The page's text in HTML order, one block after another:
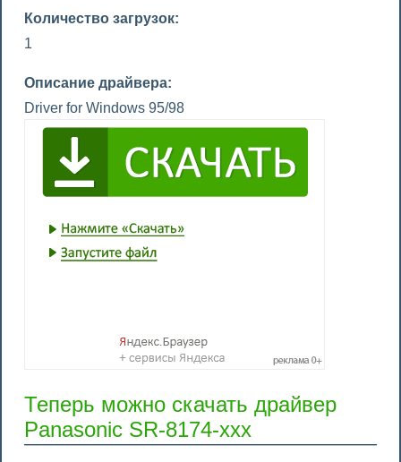
Количество загрузок:
1
Описание драйвера:
Driver for Windows 95/98
Теперь можно скачать драйвер
Panasonic SR-8174-xxx